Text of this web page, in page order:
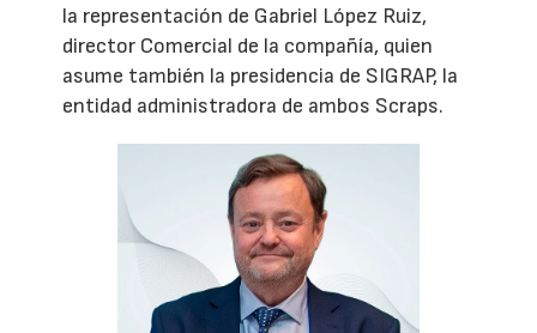
la representación de Gabriel López Ruiz,
director Comercial de la compañía, quien
asume también la presidencia de SIGRAP, la
entidad administradora de ambos Scraps.